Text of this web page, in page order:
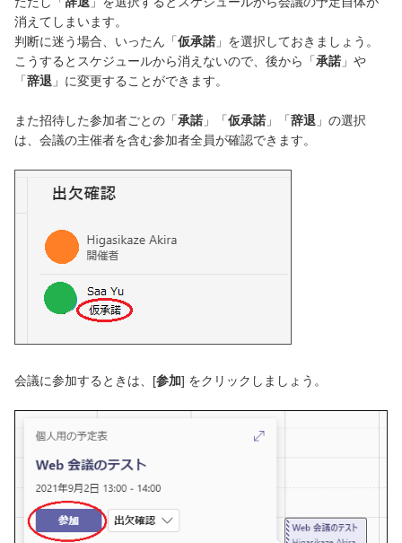
消えてしまいます。
判断に迷う場合、いったん「仮承諾 」を選択しておきましょう。
こうするとスケジュールから消えないので、後から「承諾 」や
「辞退 」に変更することができます。
また招待した参加者ごとの「承諾 」「仮承諾 」「辞退 」の選択
は、会議の主催者を含む参加者全員が確認できます。
会議に参加するときは、[参加] をクリックしましょう。